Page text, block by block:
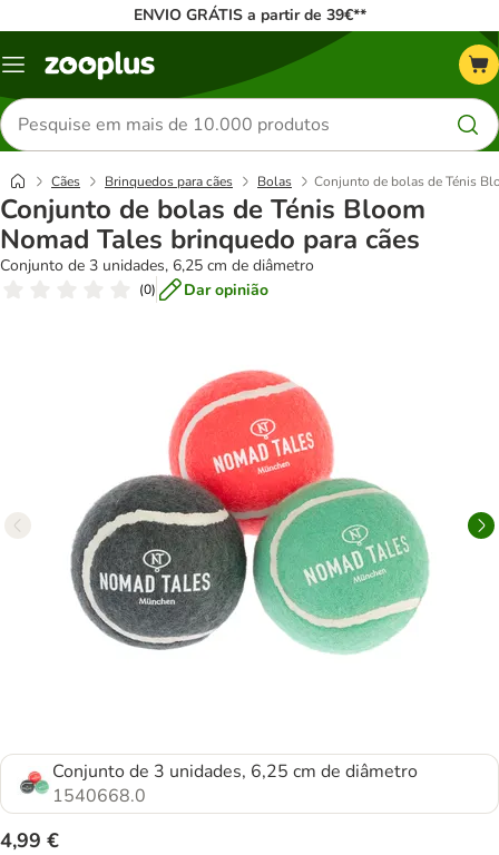
ENVIO GRÁTIS a partir de 39€**
Menu
Pesquisar
produtos
Cães Brinquedos para cães Bolas Conjunto de bolas de Ténis
Conjunto de bolas de Ténis Bloom
Nomad Tales brinquedo para cães
Conjunto de 3 unidades, 6,25 cm de diâmetro
(0) Dar opinião
Conjunto de 3 unidades, 6,25 cm de diâmetro
1540668.0
4,99 €